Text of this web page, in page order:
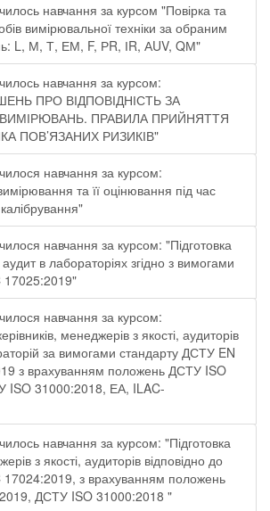
навчання за курсом "Повірка та
вимірювальної техніки за обраним
L, М, Т, ЕМ, F, РR, ІR, АUV, QМ"
навчання за курсом:
ПРО ВІДПОВІДНІСТЬ ЗА
ПРАВИЛА ПРИЙНЯТТЯ
ПОВ’ЯЗАНИХ РИЗИКІВ"
навчання за курсом:
та її оцінювання під час
навчання за курсом: "Підготовка
в лабораторіях згідно з вимогами
навчання за курсом:
менеджерів з якості, аудиторів
за вимогами стандарту ДСТУ EN
з врахуванням положень ДСТУ ISO
ISO 31000:2018, ЕА, ILAC-
навчання за курсом: "Підготовка
з якості, аудиторів відповідно до
з врахуванням положень
ДСТУ ISO 31000:2018 "